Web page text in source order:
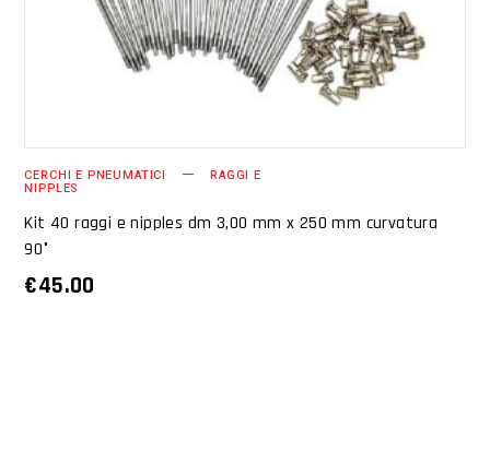
CERCHI E PNEUMATICI RAGGI E
NIPPLES
Kit 40 raggi e nipples dm 3,00 mm x 250 mm curvatura
90°
€45.00